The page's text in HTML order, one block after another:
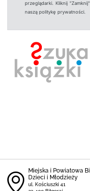
przeglądarki. Kliknij
naszą politykę prywatności.
Miejska i Powiatowa
Dzieci i Młodzieży
ul. Kościuszki 41